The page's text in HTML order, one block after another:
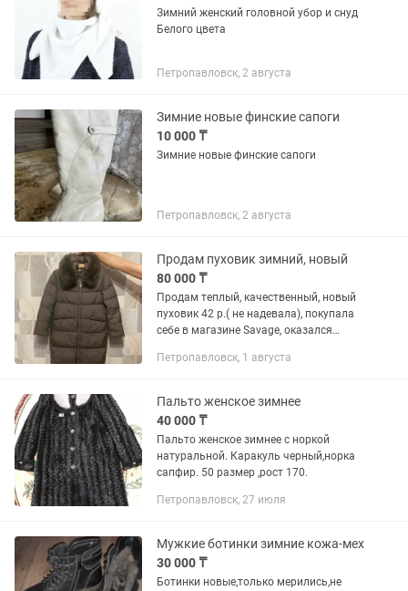
Зимний женский головной убор и снуд
Белого цвета
Петропавловск, 2 августа
Зимние новые финские сапоги
10 000 ₸
Зимние новые финские сапоги
Петропавловск, 2 августа
Продам пуховик зимний, новый
80 000 ₸
Продам теплый, качественный, новый
пуховик 42 р.( не надевала), покупала
себе в магазине Savage, оказался
тенге
Петропавловск, 1 августа
Пальто женское зимнее
40 000 ₸
Пальто женское зимнее с норкой
натуральной. Каракуль черный,норка
сапфир. 50 размер ,рост 170.
Петропавловск, 27 июля
Мужкие ботинки зимние кожа-мех
30 000 ₸
Ботинки новые,только мерились,не